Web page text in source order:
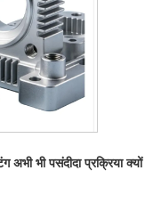
अभी भी पसंदीदा प्रक्रिया क्यों